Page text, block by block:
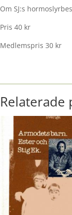
Om SJ:s
Pris 40 kr
Medlemspris 30 kr